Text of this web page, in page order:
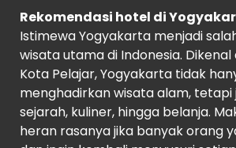
Rekomendasi hotel di
Istimewa Yogyakarta menjadi
wisata utama di Indonesia.
Kota Pelajar, Yogyakarta tidak
menghadirkan wisata alam, tetapi
sejarah, kuliner, hingga belanja.
heran rasanya jika banyak orang